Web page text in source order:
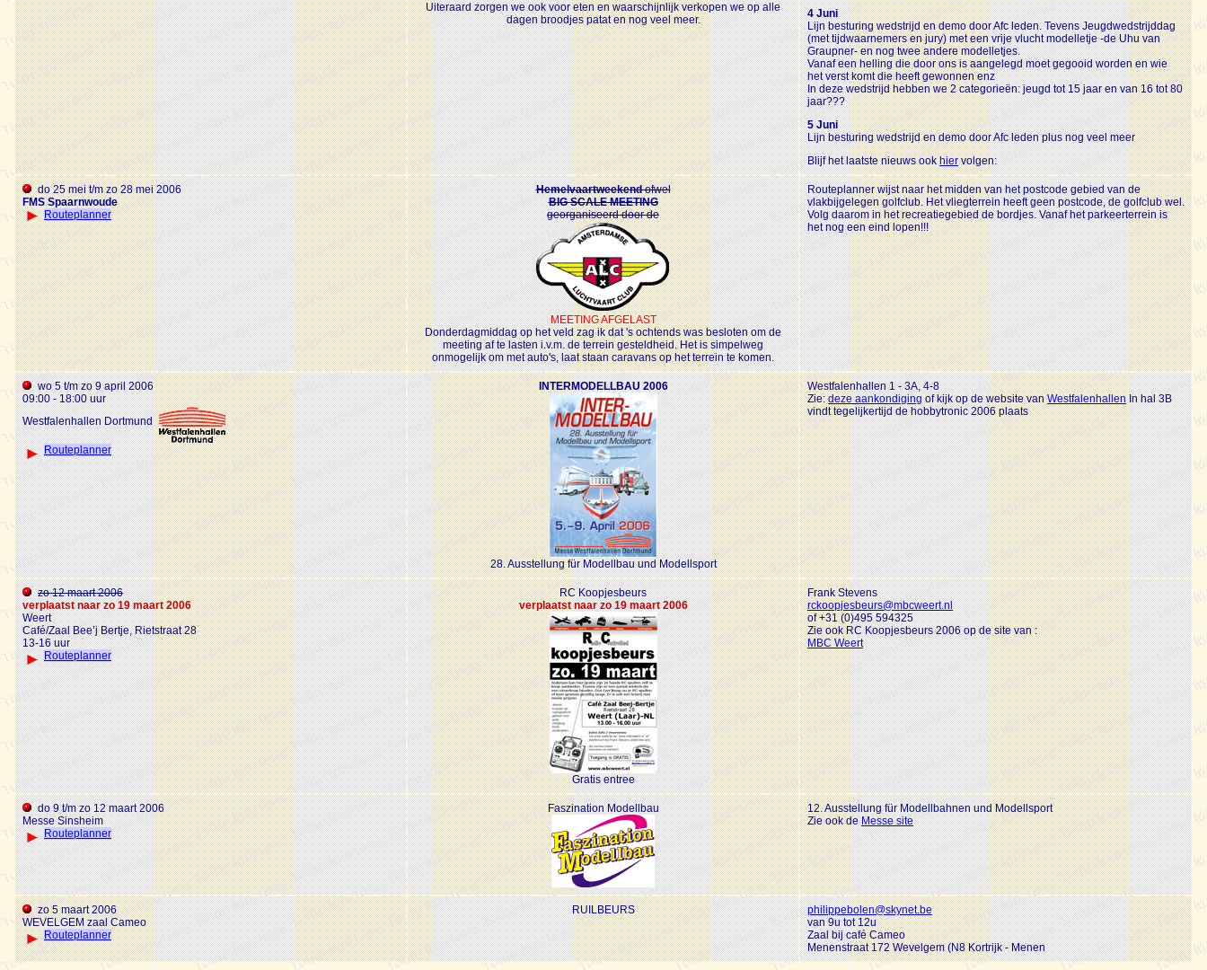
Uiteraard zorgen we ook voor eten en waarschijnlijk verkopen we op alle
dagen broodjes patat en nog veel meer.
4 Juni
Lijn besturing wedstrijd en demo door Afc leden. Tevens Jeugdwedstrijddag
(met tijdwaarnemers en jury) met een vrije vlucht modelletje -de Uhu van
Graupner- en nog twee andere modelletjes.
Vanaf een helling die door ons is aangelegd moet gegooid worden en wie
het verst komt die heeft gewonnen enz
In deze wedstrijd hebben we 2 categorieën: jeugd tot 15 jaar en van 16 tot 80
jaar???
5 Juni
Lijn besturing wedstrijd en demo door Afc leden plus nog veel meer
Blijf het laatste nieuws ookhiervolgen:
do 25 mei t/m zo 28 mei 2006
FMS Spaarnwoude
Routeplanner
Hemelvaartweekendofwel
BIG SCALE MEETING
georganiseerd door de
MEETING AFGELAST
Donderdagmiddag op het veld zag ik dat 's ochtends was besloten om de
meeting af te lasten i.v.m. de terrein gesteldheid. Het is simpelweg
onmogelijk om met auto's, laat staan caravans op het terrein te komen.
Routeplanner wijst naar het midden van het postcode gebied van de
vlakbijgelegen golfclub. Het vliegterrein heeft geen postcode, de golfclub wel.
Volg daarom in het recreatiegebied de bordjes. Vanaf het parkeerterrein is
het nog een eind lopen!!!
wo 5 t/m zo 9 april 2006
09:00 - 18:00 uur
Westfalenhallen Dortmund
Routeplanner
INTERMODELLBAU 2006
28. Ausstellung für Modellbau und Modellsport
Westfalenhallen 1 - 3A, 4-8
Zie:deze aankondigingof kijk op de website vanWestfalenhallenIn hal 3B
vindt tegelijkertijd de hobbytronic 2006 plaats
zo 12 maart 2006
verplaatst naar zo 19 maart 2006
Weert
Café/Zaal Bee’j Bertje, Rietstraat 28
13-16 uur
Routeplanner
RC Koopjesbeurs
verplaatst naar zo 19 maart 2006
Gratis entree
Frank Stevens
rckoopjesbeurs@mbcweert.nl
of +31 (0)495 594325
Zie ook RC Koopjesbeurs 2006 op de site van :
MBC Weert
do 9 t/m zo 12 maart 2006
Messe Sinsheim
Routeplanner
Faszination Modellbau
12. Ausstellung für Modellbahnen und Modellsport
Zie ook deMesse site
zo 5 maart 2006
WEVELGEM zaal Cameo
Routeplanner
RUILBEURS
philippebolen@skynet.be
van 9u tot 12u
Zaal bij café Cameo
Menenstraat 172 Wevelgem (N8 Kortrijk - Menen